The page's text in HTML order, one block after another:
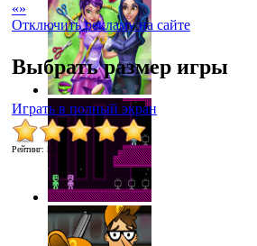
«»
Отключить рекламу на сайте
Выбрать размер игры
Играть в полный экран
Рейтинг: 5.0